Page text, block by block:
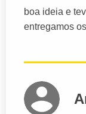
boa ideia e
entregamos